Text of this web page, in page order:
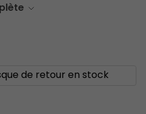
de retour en stock